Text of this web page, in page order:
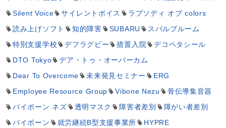
Silent Voice
サイレントボイス
ラプソディ オブ colors
読み上げソフト
知的障害 SUBARU
スバルブルーム
特別支援学校
デフラグビー 措置入院
デコペタシール
DTO Tokyo
デア・トゥ・オーバーカム
Dear To Overcome
未来発見セミナー
ERG
Employee Resource Group
Vibone Nezu
骨伝導集音器
バイボーン ネズ
透明マスク 障害者差別
障がい者差別
バイボーン
就労継続B型支援事業所 HYPRE